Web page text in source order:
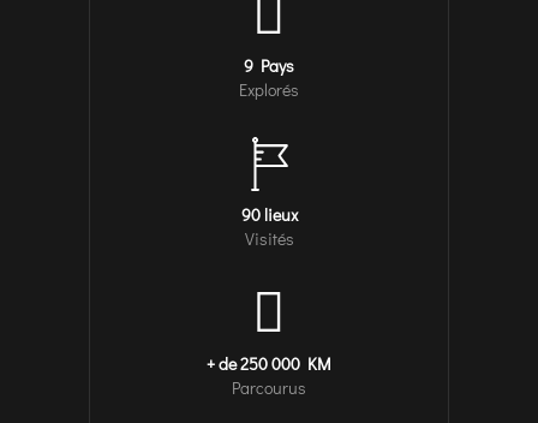
9 Pays
Explorés
90 lieux
Visités
+ de 250 000 KM
Parcourus